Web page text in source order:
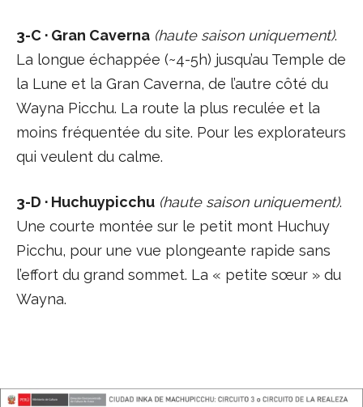
3-C · Gran Caverna (haute saison uniquement).
La longue échappée (~4-5h) jusqu’au Temple de
la Lune et la Gran Caverna, de l’autre côté du
Wayna Picchu. La route la plus reculée et la
moins fréquentée du site. Pour les explorateurs
qui veulent du calme.
3-D · Huchuypicchu (haute saison uniquement).
Une courte montée sur le petit mont Huchuy
Picchu, pour une vue plongeante rapide sans
l’effort du grand sommet. La « petite sœur » du
Wayna.